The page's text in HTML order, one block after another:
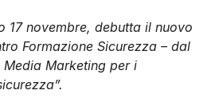
17 novembre, debutta il nuovo
Formazione Sicurezza – dal
Marketing per i